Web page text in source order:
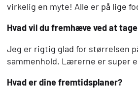
virkelig en myte! Alle er på lige
Hvad vil du fremhæve ved at
Jeg er rigtig glad for størrelsen
sammenhold. Lærerne er super
Hvad er dine fremtidsplaner?